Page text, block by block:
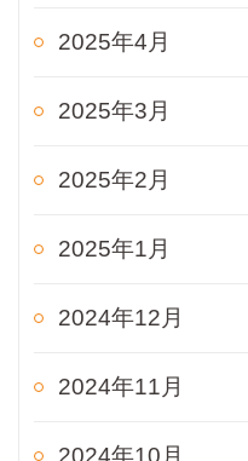
2025年4月
2025年3月
2025年2月
2025年1月
2024年12月
2024年11月
2024年10月